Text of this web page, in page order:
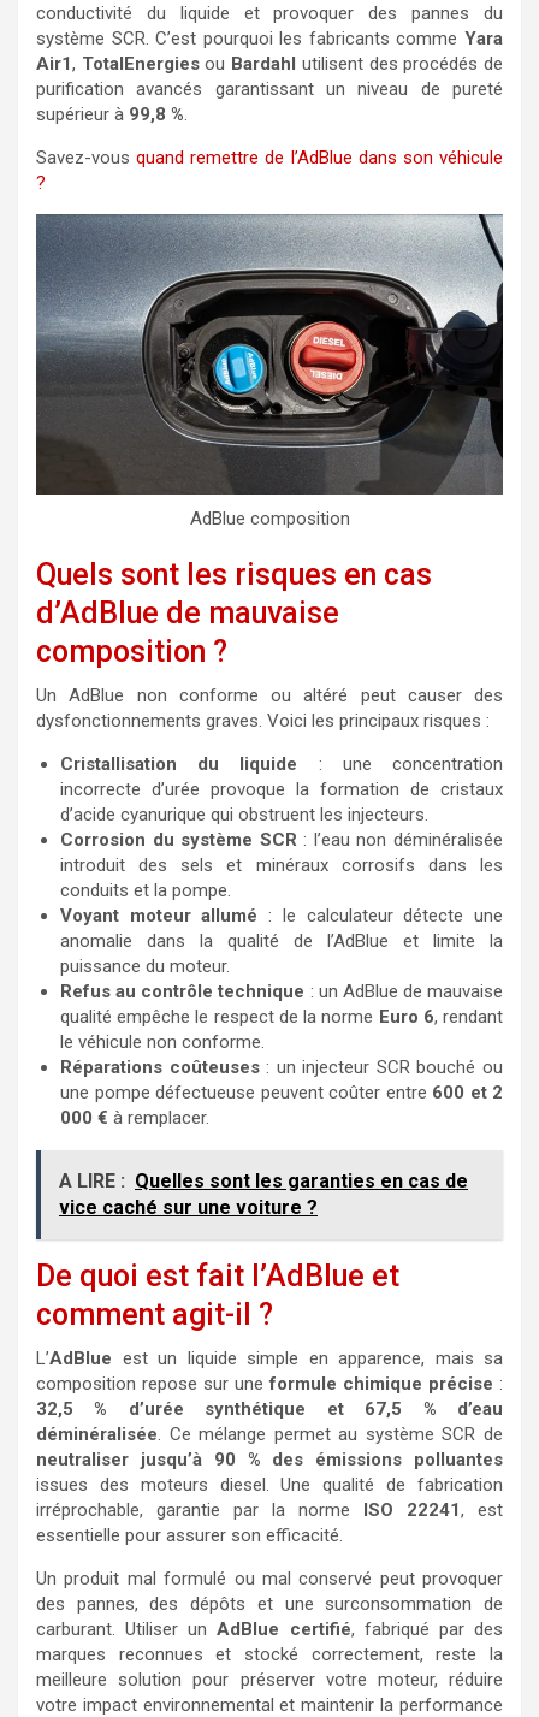
conductivité du liquide et provoquer des pannes du
système SCR. C’est pourquoi les fabricants comme Yara
Air1, TotalEnergiesou Bardahl utilisent des procédés de
purification avancés garantissant un niveau de pureté
supérieur à 99,8 %.
Savez-vousquand remettre de l’AdBlue dans son véhicule
?
AdBlue composition
Quels sont les risques en cas
d’AdBlue de mauvaise
composition ?
Un AdBlue non conforme ou altéré peut causer des
dysfonctionnements graves. Voici les principaux risques :
Cristallisation du liquide : une concentration
incorrecte d’urée provoque la formation de cristaux
d’acide cyanurique qui obstruent les injecteurs.
Corrosion du système SCR: l’eau non déminéralisée
introduit des sels et minéraux corrosifs dans les
conduits et la pompe.
Voyant moteur allumé : le calculateur détecte une
anomalie dans la qualité de l’AdBlue et limite la
puissance du moteur.
Refus au contrôle technique : un AdBlue de mauvaise
qualité empêche le respect de la norme Euro 6, rendant
le véhicule non conforme.
Réparations coûteuses: un injecteur SCR bouché ou
une pompe défectueuse peuvent coûter entre 600 et 2
000 € à remplacer.
A LIRE : Quelles sont les garanties en cas de
vice caché sur une voiture ?
De quoi est fait l’AdBlue et
comment agit-il ?
L’AdBlue est un liquide simple en apparence, mais sa
composition repose sur uneformule chimique précise :
32,5 % d’urée synthétique et 67,5 % d’eau
déminéralisée. Ce mélange permet au système SCR de
neutraliser jusqu’à 90 % des émissions polluantes
issues des moteurs diesel. Une qualité de fabrication
irréprochable, garantie par la norme ISO 22241, est
essentielle pour assurer son efficacité.
Un produit mal formulé ou mal conservé peut provoquer
des pannes, des dépôts et une surconsommation de
carburant. Utiliser unAdBlue certifié, fabriqué par des
marques reconnues et stocké correctement, reste la
meilleure solution pour préserver votre moteur, réduire
votre impact environnemental et maintenir la performance